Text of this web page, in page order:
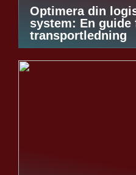
Optimera din
system: En
transportledning